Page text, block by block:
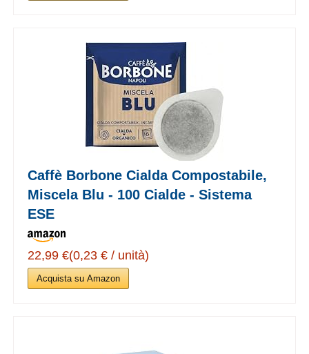
Caffè Borbone Cialda Compostabile,
Miscela Blu - 100 Cialde - Sistema
ESE
22,99 €(0,23 € / unità)
Acquista su Amazon